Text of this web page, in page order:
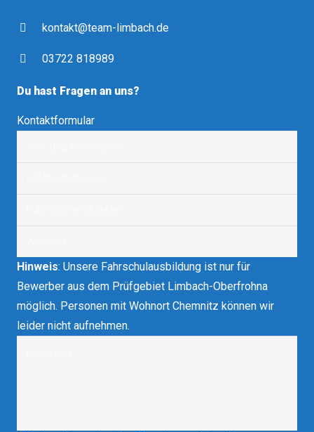
kontakt@team-limbach.de
03722 818989
Du hast Fragen an uns?
Kontaktformular
Hinweis: Unsere Fahrschulausbildung ist nur für
Bewerber aus dem Prüfgebiet Limbach-Oberfrohna
möglich. Personen mit Wohnort Chemnitz können wir
leider nicht aufnehmen.